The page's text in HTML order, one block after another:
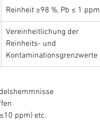
Reinheit ≥98 %, Pb ≤ 1 ppm
Vereinheitlichung der
Reinheits- und
Kontaminationsgrenzwerte
ppm) etc.